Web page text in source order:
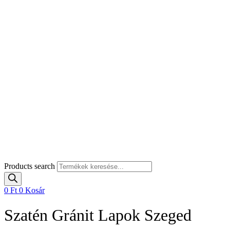
Products search
0 Ft 0 Kosár
Szatén Gránit Lapok Szeged